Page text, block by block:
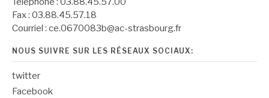
Fax : 03.88.45.57.18
Courriel : ce.0670083b@ac-strasbourg.fr
NOUS SUIVRE SUR LES RÉSEAUX SOCIAUX:
twitter
Facebook